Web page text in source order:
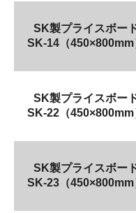
SK製プライスボー
SK-14（450×800mm
SK製プライスボー
SK-22（450×800mm
SK製プライスボー
SK-23（450×800mm